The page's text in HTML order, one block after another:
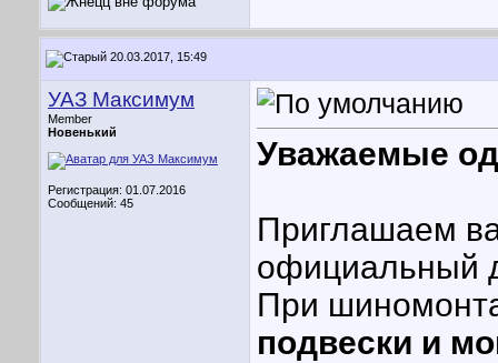
20.03.2017, 15:49
УАЗ Максимум
Member
Новенький
Регистрация: 01.07.2016
Сообщений: 45
Уважаемые
Приглашаем
официальный
При
подвески и